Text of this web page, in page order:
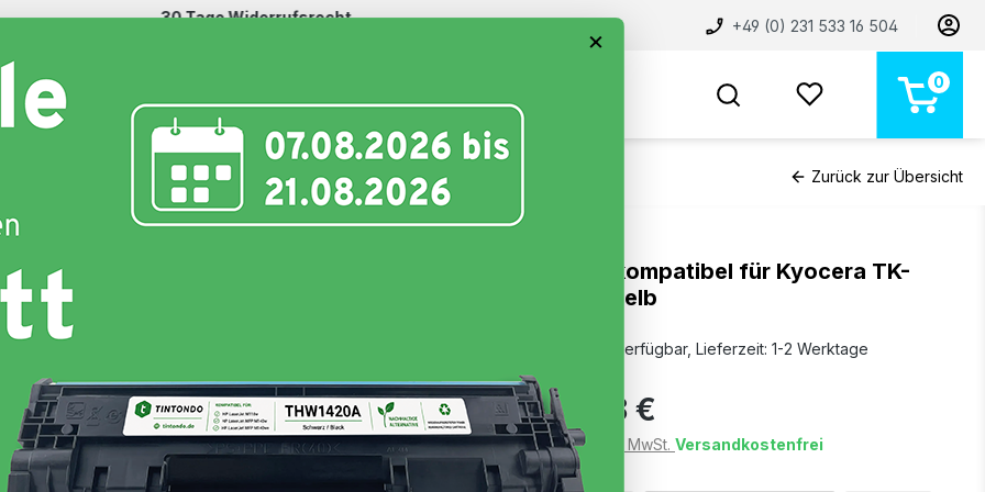
30 Tage Widerrufsrecht +49 (0) 231 533 16 504
0
Toner
Zurück zur Übersicht
Hersteller :
Grundpreis:
Produkttyp:
Weitere Variationen:
74,06 €
inkl. 19% MwSt. Versand
Toner kompatibel für Kyocera TK-
5380 Gelb
Sofort verfügbar, Lieferzeit: 1-2 Werktage
76,58 €
Preise inkl. MwSt. Versandkostenfrei
STORE
×